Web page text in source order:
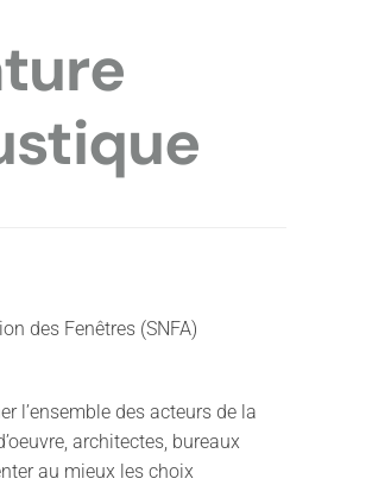
des Fenêtres (SNFA)
l’ensemble des acteurs de la
architectes, bureaux
au mieux les choix